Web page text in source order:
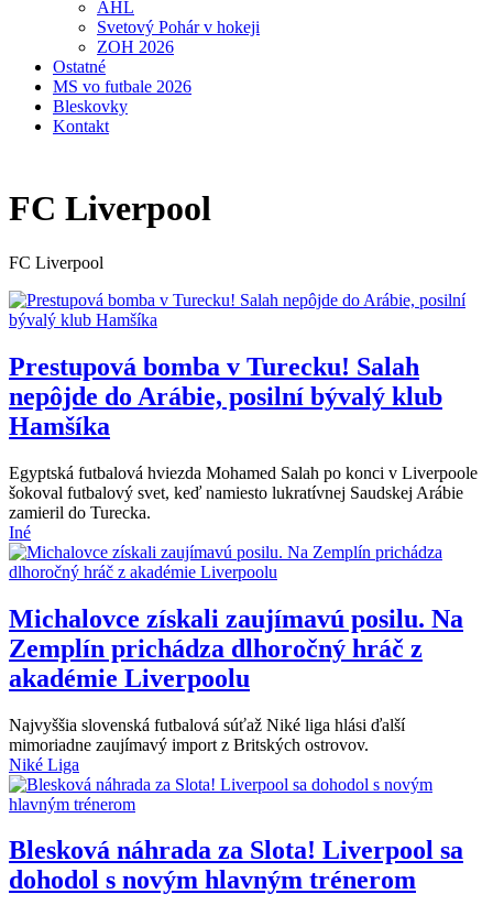
AHL
Svetový Pohár v hokeji
ZOH 2026
Ostatné
MS vo futbale 2026
Bleskovky
Kontakt
FC Liverpool
FC Liverpool
Prestupová bomba v Turecku! Salah
nepôjde do Arábie, posilní bývalý klub
Hamšíka
Egyptská futbalová hviezda Mohamed Salah po konci v Liverpoole
šokoval futbalový svet, keď namiesto lukratívnej Saudskej Arábie
zamieril do Turecka.
Iné
Michalovce získali zaujímavú posilu. Na
Zemplín prichádza dlhoročný hráč z
akadémie Liverpoolu
Najvyššia slovenská futbalová súťaž Niké liga hlási ďalší
mimoriadne zaujímavý import z Britských ostrovov.
Niké Liga
Blesková náhrada za Slota! Liverpool sa
dohodol s novým hlavným trénerom